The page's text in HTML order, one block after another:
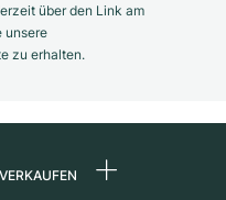
über den Link am
unsere
zu erhalten.
VERKAUFEN